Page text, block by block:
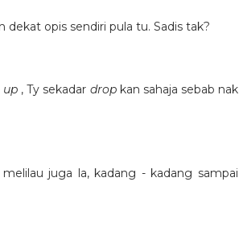
dekat opis sendiri pula tu. Sadis tak?
up , Ty sekadar drop kan sahaja sebab nak
juga la, kadang - kadang sampai